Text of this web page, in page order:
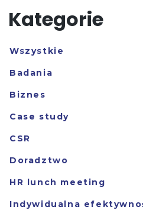
Kategorie
Wszystkie
Badania
Biznes
Case study
CSR
Doradztwo
HR lunch meeting
Indywidualna